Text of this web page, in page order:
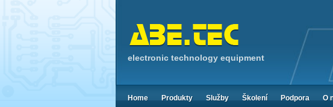
electronic technology equipment
Home Produkty Služby Školení Podpora O